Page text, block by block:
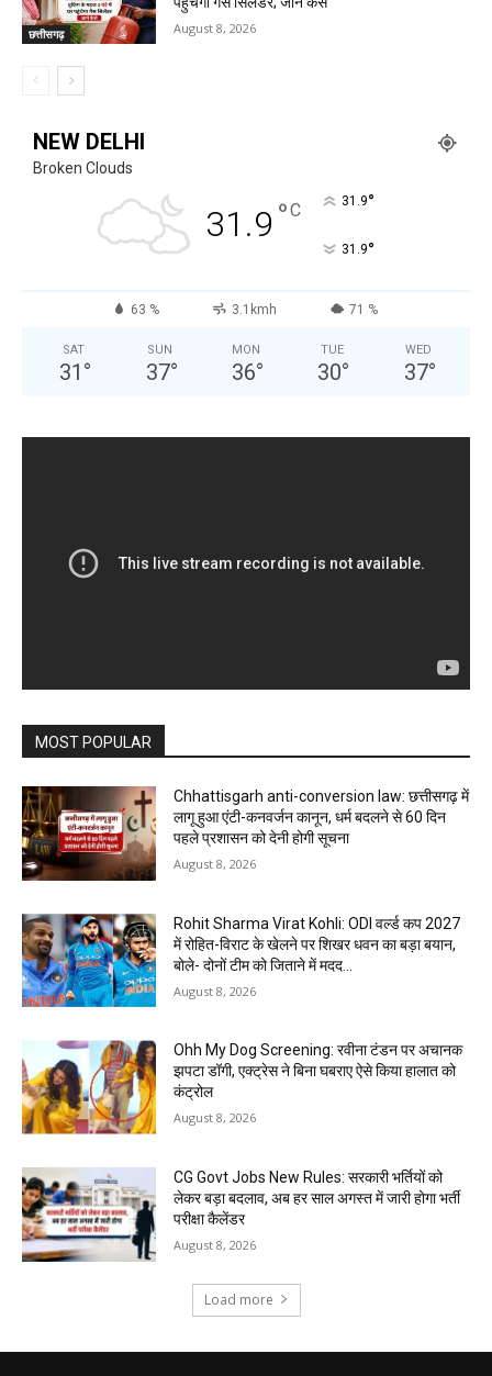
छत्तीसगढ़ August 8, 2026
NEW DELHI
Broken Clouds
31.9 °C 31.9°
31.9°
63 % 3.1kmh 71 %
SAT
31 °
SUN
37°
MON
36°
TUE
30°
WED
37°
MOST POPULAR
Chhattisgarh anti-conversion law: छत्तीसगढ़ में
लागू हुआ एंटी-कनवर्जन कानून, धर्म बदलने से 60 दिन
पहले प्रशासन को देनी होगी सूचना
August 8, 2026
Rohit Sharma Virat Kohli: ODI वर्ल्ड कप 2027
में रोहित-विराट के खेलने पर शिखर धवन का बड़ा बयान,
बोले- दोनों टीम को जिताने में मदद...
August 8, 2026
Ohh My Dog Screening: रवीना टंडन पर अचानक
झपटा डॉगी, एक्ट्रेस ने बिना घबराए ऐसे किया हालात को
कंट्रोल
August 8, 2026
CG Govt Jobs New Rules: सरकारी भर्तियों को
लेकर बड़ा बदलाव, अब हर साल अगस्त में जारी होगा भर्ती
परीक्षा कैलेंडर
August 8, 2026
Load more